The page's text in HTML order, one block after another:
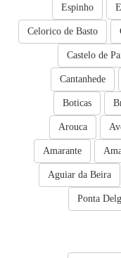
Espinho
Celorico de Basto
Castelo de
Cantanhede
Boticas
Arouca
Amarante
Aguiar da Beira
Ponta